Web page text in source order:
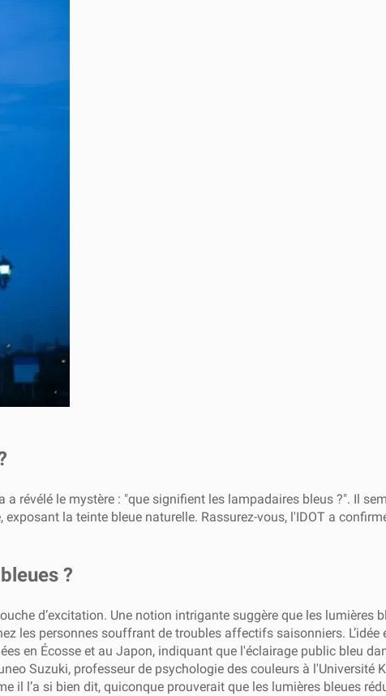
révélé le mystère : "que signifient les lampadaires bleus ?". Il
la teinte bleue naturelle. Rassurez-vous, l'IDOT a
?
d’excitation. Une notion intrigante suggère que les lumières
les personnes souffrant de troubles affectifs saisonniers. L’idée
en Écosse et au Japon, indiquant que l'éclairage public bleu
Suzuki, professeur de psychologie des couleurs à l'Université
il l’a si bien dit, quiconque prouverait que les lumières bleues